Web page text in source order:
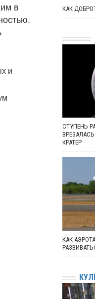
в
и
КАК
СТУПЕНЬ
КРАТЕР
КАК